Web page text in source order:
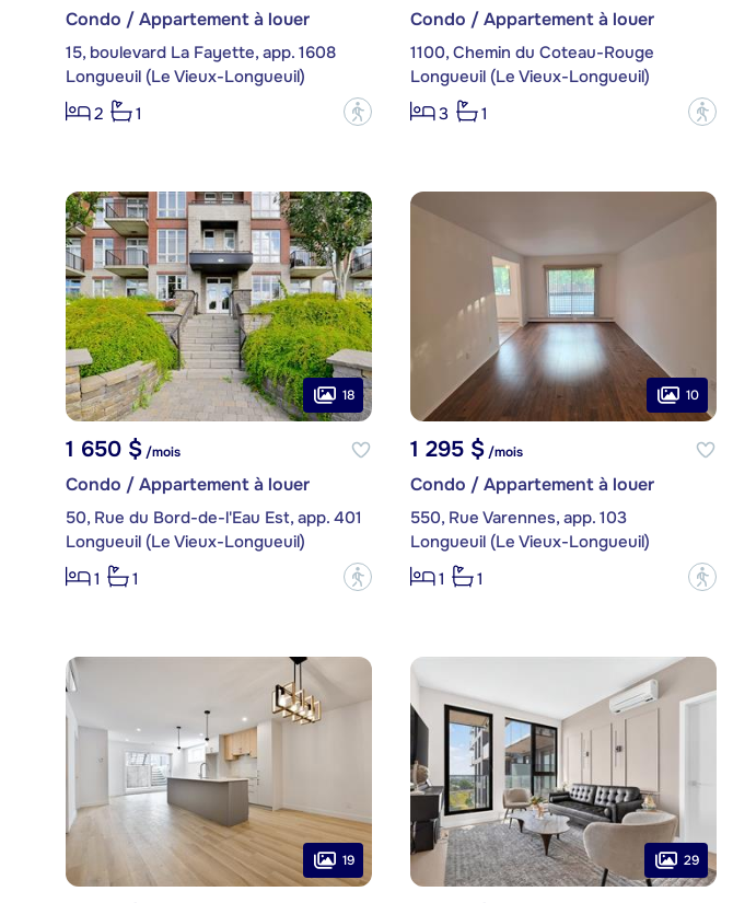
Condo / Appartement à louer
15, boulevard La Fayette, app. 1608
Longueuil (Le Vieux-Longueuil)
2
1 ?
Condo / Appartement à louer
1100, Chemin du Coteau-Rouge
Longueuil (Le Vieux-Longueuil)
3
1 ?
18
1 650 $/mois
Condo / Appartement à louer
50, Rue du Bord-de-l'Eau Est, app. 401
Longueuil (Le Vieux-Longueuil)
1
1 ?
10
1 295 $/mois
Condo / Appartement à louer
550, Rue Varennes, app. 103
Longueuil (Le Vieux-Longueuil)
1
1 ?
19 29